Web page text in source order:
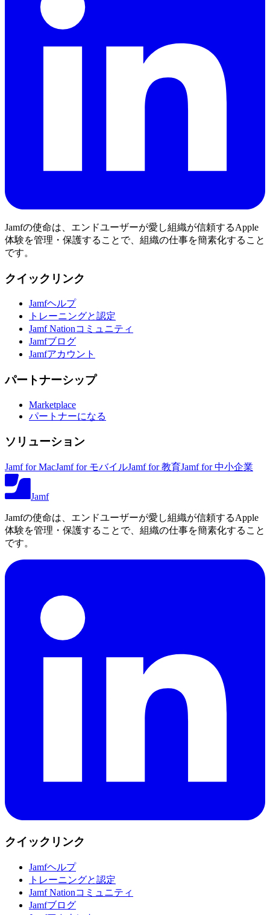
Jamfの使命は、エンドユーザーが愛し組織が信頼するApple
体験を管理・保護することで、組織の仕事を簡素化すること
です。
クイックリンク
Jamfヘルプ
トレーニングと認定
Jamf Nationコミュニティ
Jamfブログ
Jamfアカウント
パートナーシップ
Marketplace
パートナーになる
ソリューション
Jamf for MacJamf for モバイルJamf for 教育Jamf for 中小企業
Jamf
Jamfの使命は、エンドユーザーが愛し組織が信頼するApple
体験を管理・保護することで、組織の仕事を簡素化すること
です。
クイックリンク
Jamfヘルプ
トレーニングと認定
Jamf Nationコミュニティ
Jamfブログ